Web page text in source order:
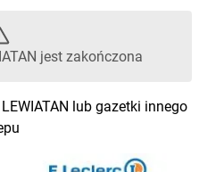
jest zakończona
lub gazetki innego